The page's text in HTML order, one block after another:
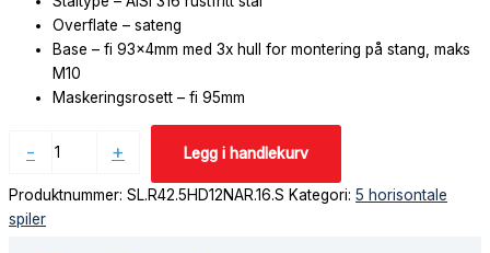
Overflate – sateng
Base – fi 93x4mm med 3x hull for montering på stang, maks
M10
Maskeringsrosett – fi 95mm
- + Legg i handlekurv
Produktnummer: SL.R42.5HD12NAR.16.S Kategori: 5 horisontale
spiler